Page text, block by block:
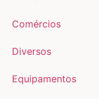
Comércios
Diversos
Equipamentos